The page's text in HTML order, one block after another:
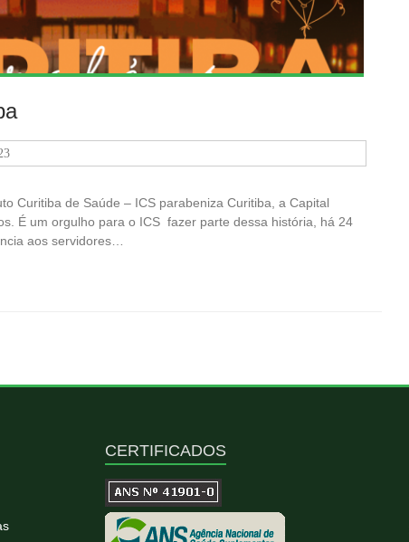
Curitiba de Saúde – ICS parabeniza Curitiba, a Capital
É um orgulho para o ICS fazer parte dessa história, há 24
aos servidores…
CERTIFICADOS